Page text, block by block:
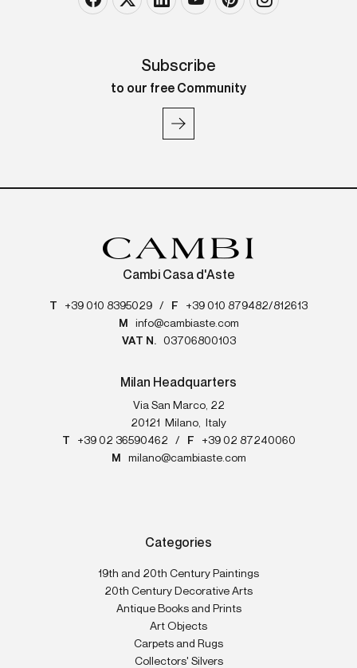
Subscribe
to our free Community
Cambi Casa d'Aste
T +39 010 8395029 / F
+39 010 879482/812613
M
info@cambiaste.com
VAT N.
03706800103
Milan Headquarters
Via San Marco, 22
20121
Milano
Italy
T
+39 02 36590462 / F
+39 02 87240060
M
milano@cambiaste.com
Categories
19th and 20th Century Paintings
20th Century Decorative Arts
Antique Books and Prints
Art Objects
Carpets and Rugs
Collectors' Silvers